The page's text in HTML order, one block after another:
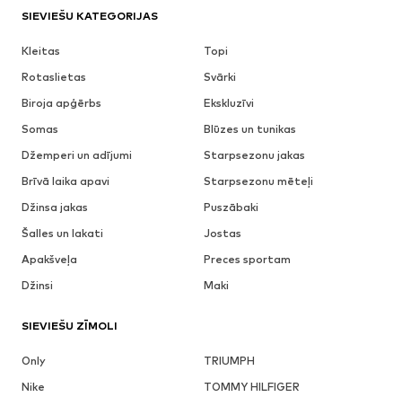
SIEVIEŠU KATEGORIJAS
Kleitas
Topi
Rotaslietas
Svārki
Biroja apģērbs
Ekskluzīvi
Somas
Blūzes un tunikas
Džemperi un adījumi
Starpsezonu jakas
Brīvā laika apavi
Starpsezonu mēteļi
Džinsa jakas
Puszābaki
Šalles un lakati
Jostas
Apakšveļa
Preces sportam
Džinsi
Maki
SIEVIEŠU ZĪMOLI
Only
TRIUMPH
Nike
TOMMY HILFIGER